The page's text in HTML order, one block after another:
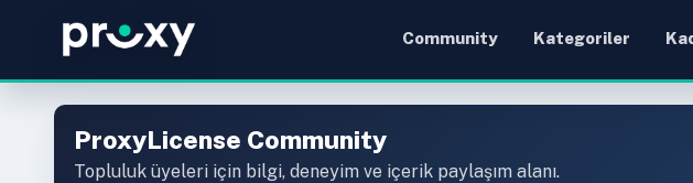
Community Kategoriler
ProxyLicense Community
Topluluk üyeleri için bilgi, deneyim ve içerik paylaşım alanı.